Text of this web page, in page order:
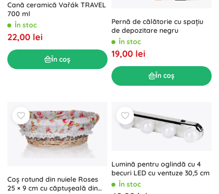
Cană ceramică Vařák TRAVEL
700 ml
În stoc
22,00 lei
În coș
Pernă de călătorie cu spațiu
de depozitare negru
În stoc
19,00 lei
În coș
Coș rotund din nuiele Roses
25 × 9 cm cu căptușeală din
Lumină pentru oglindă cu 4
becuri LED cu ventuze 30,5 cm
În stoc